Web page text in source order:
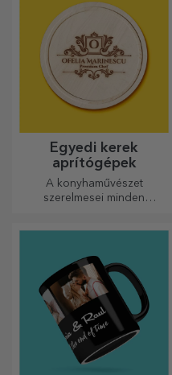
Egyedi kerek
aprítógépek
A konyhaművészet
szerelmesei minden
készülnek. Válassza ki a
megfelelőt!